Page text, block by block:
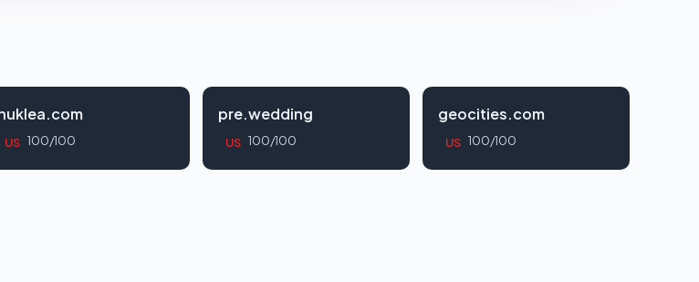
US 100/100
pre.wedding
US 100/100
geocities.com
US 100/100